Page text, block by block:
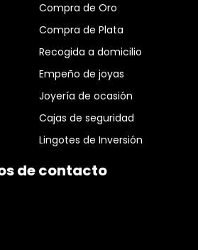
Compra de Oro
Compra de Plata
Recogida a domicilio
Empeño de joyas
Joyería de ocasión
Cajas de seguridad
Lingotes de Inversión
de contacto